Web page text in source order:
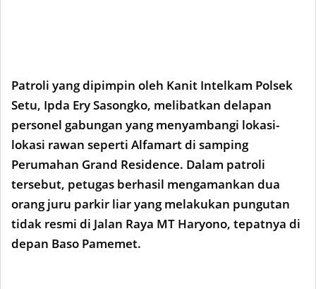
Patroli yang dipimpin oleh Kanit Intelkam Polsek
Setu, Ipda Ery Sasongko, melibatkan delapan
personel gabungan yang menyambangi lokasi-
lokasi rawan seperti Alfamart di samping
Perumahan Grand Residence. Dalam patroli
tersebut, petugas berhasil mengamankan dua
orang juru parkir liar yang melakukan pungutan
tidak resmi di Jalan Raya MT Haryono, tepatnya di
depan Baso Pamemet.